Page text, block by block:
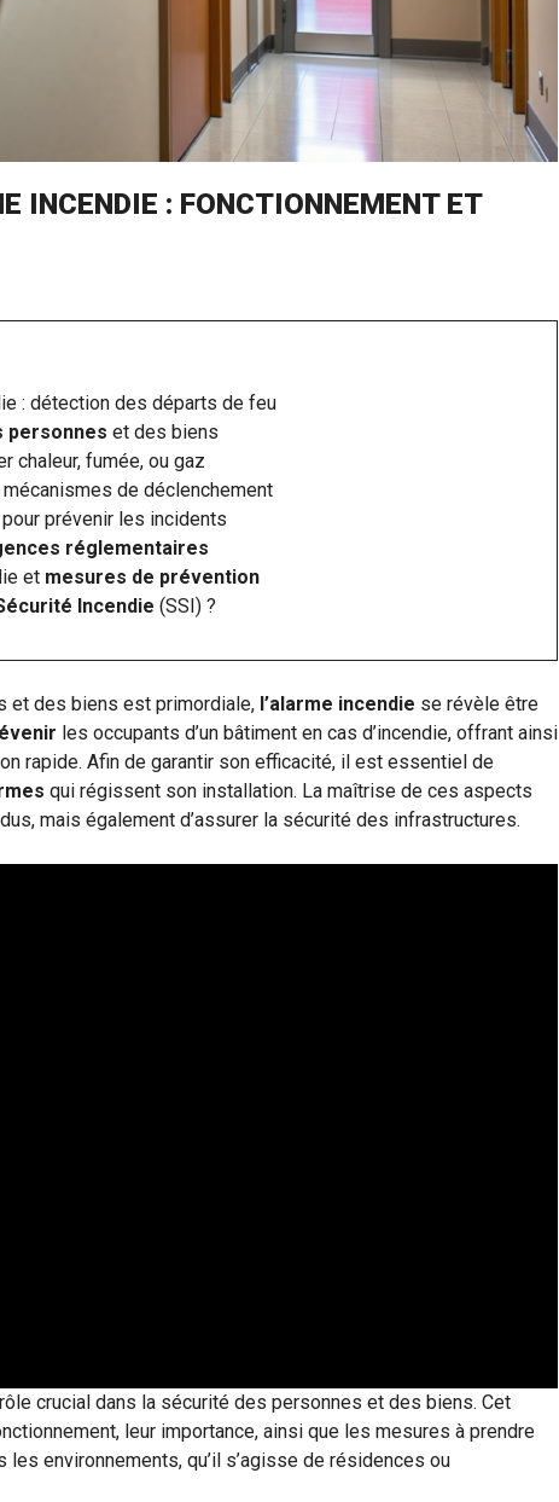
INCENDIE : FONCTIONNEMENT ET
: détection des départs de feu
personnes et des biens
chaleur, fumée, ou gaz
mécanismes de déclenchement
pour prévenir les incidents
réglementaires
et mesures de prévention
Incendie (SSI) ?
et des biens est primordiale, l’alarme incendie se révèle être
les occupants d’un bâtiment en cas d’incendie, offrant ainsi
rapide. Afin de garantir son efficacité, il est essentiel de
qui régissent son installation. La maîtrise de ces aspects
mais également d’assurer la sécurité des infrastructures.
crucial dans la sécurité des personnes et des biens. Cet
leur importance, ainsi que les mesures à prendre
environnements, qu’il s’agisse de résidences ou